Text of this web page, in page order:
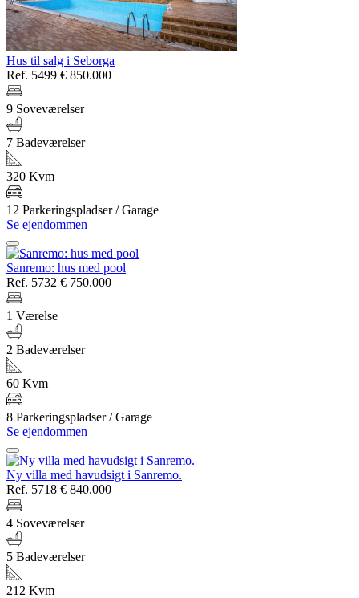
Hus til salg i Seborga
Ref. 5499 € 850.000
9 Soveværelser
7 Badeværelser
320 Kvm
12 Parkeringspladser / Garage
Se ejendommen
Sanremo: hus med pool
Ref. 5732 € 750.000
1 Værelse
2 Badeværelser
60 Kvm
8 Parkeringspladser / Garage
Se ejendommen
Ny villa med havudsigt i Sanremo.
Ref. 5718 € 840.000
4 Soveværelser
5 Badeværelser
212 Kvm